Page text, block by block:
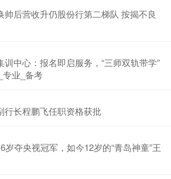
帅后营收升仍股份行第二梯队 按揭不良
中心：报名即启服务，“三师双轨带学”
专业_备考
行长程鹏飞任职资格获批
夺央视冠军，如今12岁的“青岛神童”王